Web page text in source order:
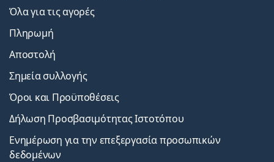
Όλα για τις αγορές
Πληρωμή
Αποστολή
Σημεία συλλογής
Όροι και Προϋποθέσεις
Δήλωση Προσβασιμότητας Ιστοτόπου
Ενημέρωση για την επεξεργασία προσωπικών
δεδομένων